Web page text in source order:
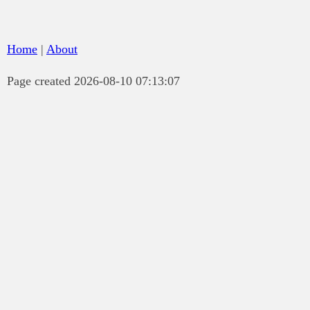
Home | About
Page created 2026-08-10 07:13:07